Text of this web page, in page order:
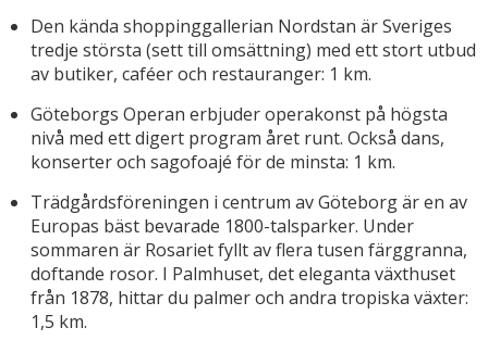
Den kända shoppinggallerian Nordstan är Sveriges
tredje största (sett till omsättning) med ett stort utbud
av butiker, caféer och restauranger: 1 km.
Göteborgs Operan erbjuder operakonst på högsta
nivå med ett digert program året runt. Också dans,
konserter och sagofoajé för de minsta: 1 km.
Trädgårdsföreningen i centrum av Göteborg är en av
Europas bäst bevarade 1800-talsparker. Under
sommaren är Rosariet fyllt av flera tusen färggranna,
doftande rosor. I Palmhuset, det eleganta växthuset
från 1878, hittar du palmer och andra tropiska växter:
1,5 km.